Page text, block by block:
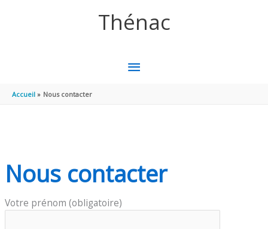
Thénac
MENU
Accueil Nous contacter
Nous contacter
Votre prénom (obligatoire)